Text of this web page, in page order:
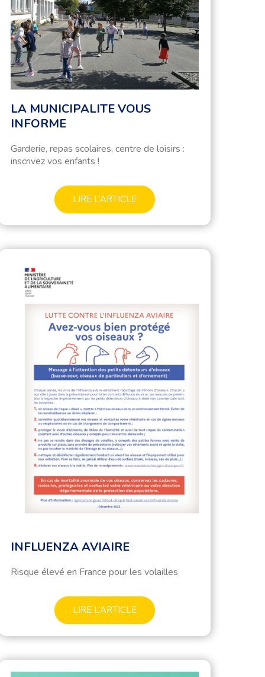
LA MUNICIPALITE VOUS
INFORME
Garderie, repas scolaires, centre de loisirs :
inscrivez vos enfants !
LIRE L’ARTICLE
INFLUENZA AVIAIRE
Risque élevé en France pour les volailles
LIRE L’ARTICLE